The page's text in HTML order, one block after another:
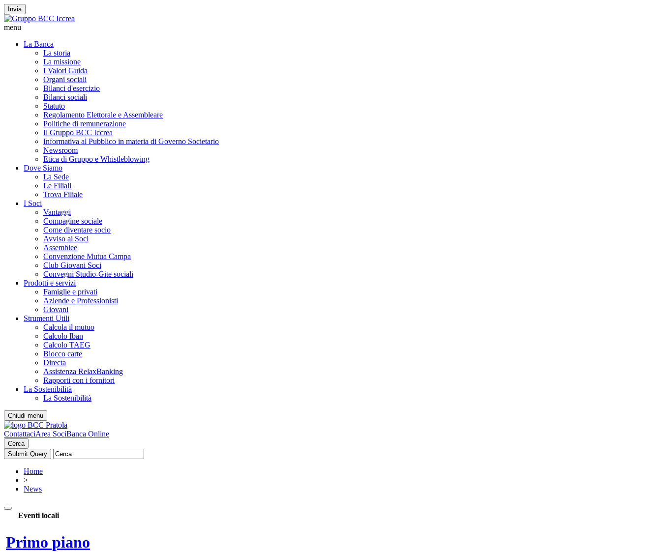
Invia
menu
La Banca
La storia
La missione
I Valori Guida
Organi sociali
Bilanci d'esercizio
Bilanci sociali
Statuto
Regolamento Elettorale e Assembleare
Politiche di remunerazione
Il Gruppo BCC Iccrea
Informativa al Pubblico in materia di Governo Societario
Newsroom
Etica di Gruppo e Whistleblowing
Dove Siamo
La Sede
Le Filiali
Trova Filiale
I Soci
Vantaggi
Compagine sociale
Come diventare socio
Avviso ai Soci
Assemblee
Convenzione Mutua Campa
Club Giovani Soci
Convegni Studio-Gite sociali
Prodotti e servizi
Famiglie e privati
Aziende e Professionisti
Giovani
Strumenti Utili
Calcola il mutuo
Calcolo Iban
Calcolo TAEG
Blocco carte
Directa
Assistenza RelaxBanking
Rapporti con i fornitori
La Sostenibilità
La Sostenibilità
Chiudi menu
ContattaciArea SociBanca Online
Cerca
Home
>
News
Eventi locali
Primo piano